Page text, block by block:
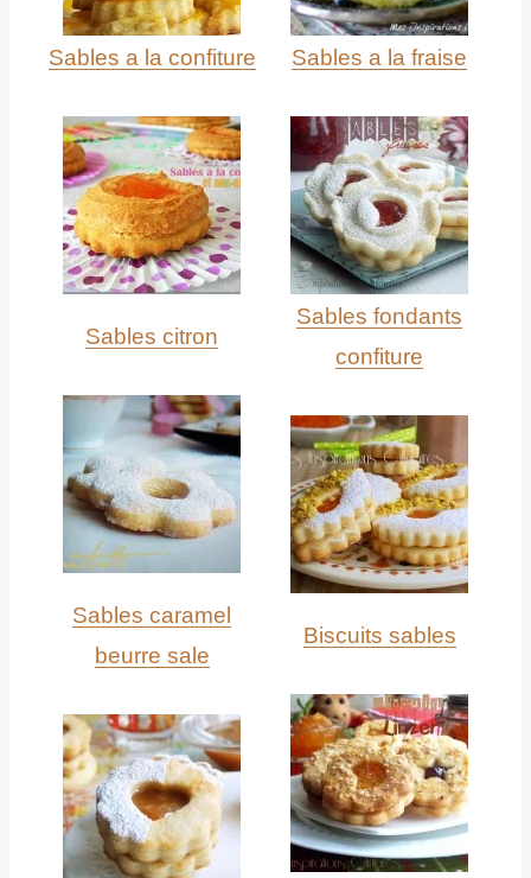
Sables a la confiture Sables a la fraise
Sables citron
Sables fondants
confiture
Sables caramel
beurre sale
Biscuits sables